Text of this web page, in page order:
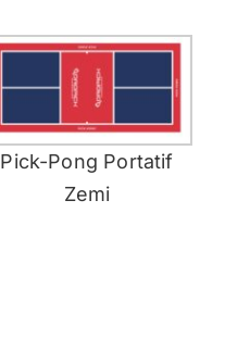
Pick-Pong Portatif
Zemi